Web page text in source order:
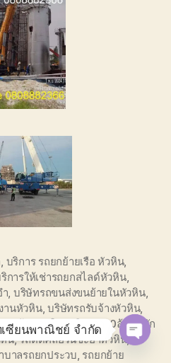
, บริการ รถยกย้ายเรือ หัวหิน,
การให้เช่ารถยกสไลด์หัวหิน,
, บริษัทรถขนส่งขนย้ายในหัวหิน,
านหัวหิน,บริษัทรถรับจ้างหัวหิน,
, ยกย้าย รถในหัวหิน ,รถ10ล้อติดนัก
น,รถติดคลอรีนชะอำหัวหิน,รถ
บาลรถยกประวบ, รถยกย้าย
ซียนพาณิชย์ จำกัด